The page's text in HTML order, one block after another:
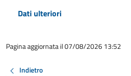
Dati ulteriori
Pagina aggiornata il 07/08/2026 13:52
Indietro